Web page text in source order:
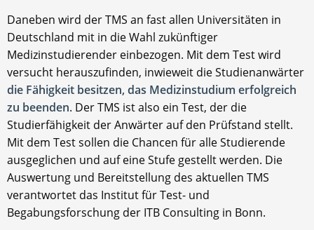
Daneben wird der TMS an fast allen Universitäten in
Deutschland mit in die Wahl zukünftiger
Medizinstudierender einbezogen. Mit dem Test wird
versucht herauszufinden, inwieweit die Studienanwärter
die Fähigkeit besitzen, das Medizinstudium erfolgreich
zu beenden. Der TMS ist also ein Test, der die
Studierfähigkeit der Anwärter auf den Prüfstand stellt.
Mit dem Test sollen die Chancen für alle Studierende
ausgeglichen und auf eine Stufe gestellt werden. Die
Auswertung und Bereitstellung des aktuellen TMS
verantwortet das Institut für Test- und
Begabungsforschung der ITB Consulting in Bonn.